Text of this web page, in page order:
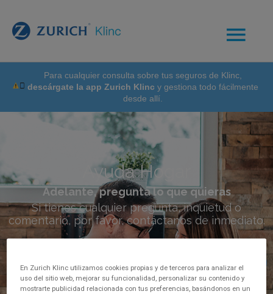
Para cualquier consulta sobre tus seguros de Klinc,
descárgate la app Zurich Klinc y gestiona todo fácilmente
desde allí.
Ayuda Hogar
Adelante, pregunta lo que quieras
Si tienes cualquier pregunta, inquietud o
comentario, por favor, contáctanos de inmediato.
En Zurich Klinc utilizamos cookies propias y de terceros para analizar el
uso del sitio web, mejorar su funcionalidad, personalizar su contenido y
mostrarte publicidad relacionada con tus preferencias, basándonos en un